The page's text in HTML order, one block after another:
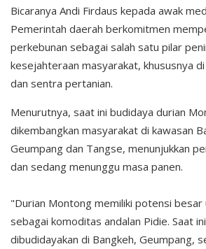
Bicaranya Andi Firdaus kepada awak
Pemerintah daerah berkomitmen
perkebunan sebagai salah satu pilar
kesejahteraan masyarakat, khususnya
dan sentra pertanian.
Menurutnya, saat ini budidaya durian
dikembangkan masyarakat di kawasan
Geumpang dan Tangse, menunjukkan
dan sedang menunggu masa panen.
"Durian Montong memiliki potensi besar
sebagai komoditas andalan Pidie. Saat
dibudidayakan di Bangkeh, Geumpang,